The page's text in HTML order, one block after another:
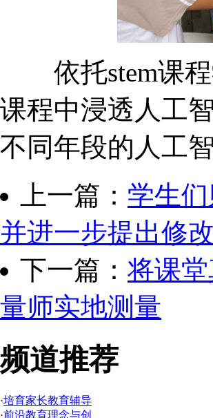
依托stem课程学
课程中浸透人工智
不同年段的人工智
上一篇： 学生
并进一步提出修改
下一篇： 将课
量师实地测量
频道推荐
·培育家长教育辅导
·前沿教育理念与创